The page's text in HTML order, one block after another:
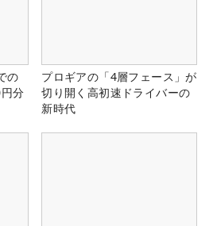
の
分
プロギアの「4層フェース」が
切り開く高初速ドライバーの
新時代